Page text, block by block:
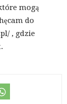
mogą
do
, gdzie